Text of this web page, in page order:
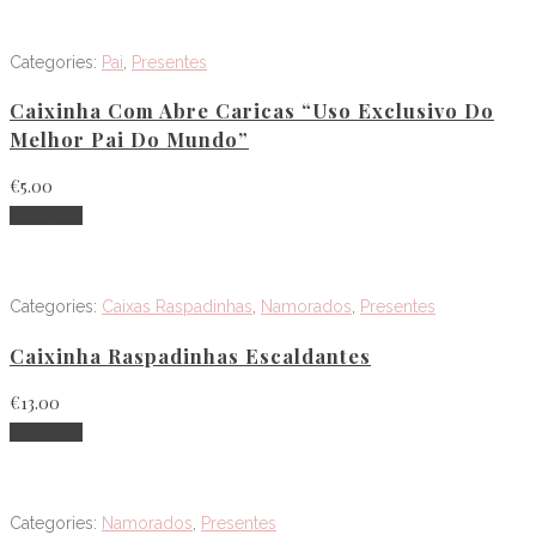
Categories: Pai Presentes
Caixinha Com Abre Caricas “Uso Exclusivo Do
Melhor Pai Do Mundo”
€5.00
Categories: Caixas Raspadinhas, Namorados, Presentes
Caixinha Raspadinhas Escaldantes
€13.00
Categories: Namorados Presentes